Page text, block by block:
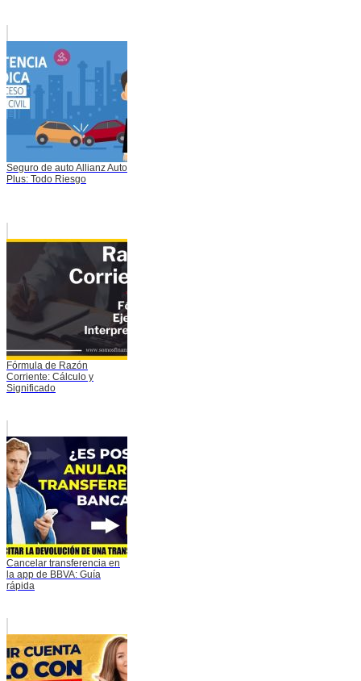
Seguro de auto Allianz Auto
Plus: Todo Riesgo
Fórmula de Razón
Corriente: Cálculo y
Significado
Cancelar transferencia en
la app de BBVA: Guía
rápida